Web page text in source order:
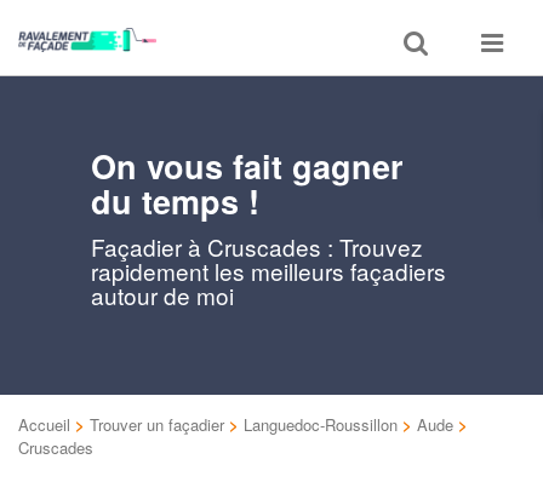
Toggle
search
Toggle
On vous fait gagner
du temps !
Façadier à Cruscades : Trouvez
rapidement les meilleurs façadiers
autour de moi
Accueil > Trouver un façadier > Languedoc-Roussillon > Aude >
Cruscades